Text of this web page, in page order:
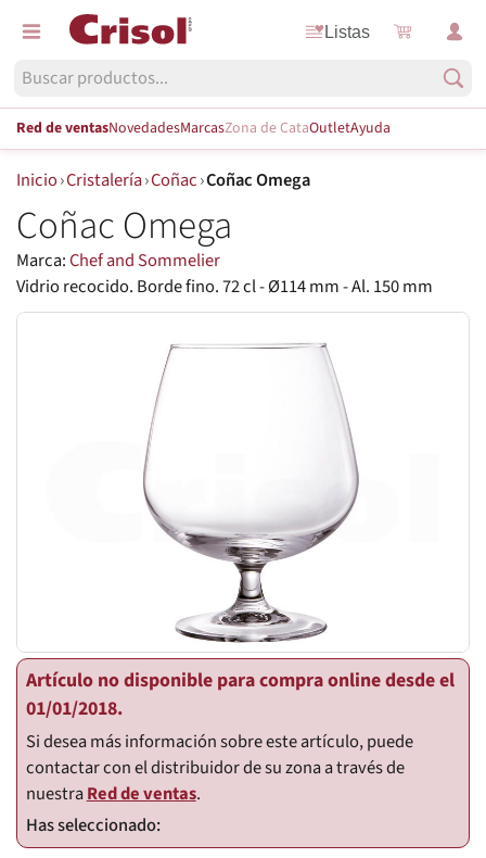
Listas
Red de ventasNovedadesMarcasZona de CataOutletAyuda
Inicio›Cristalería›Coñac›Coñac Omega
Coñac Omega
Marca:Chef and Sommelier
Vidrio recocido. Borde fino. 72 cl - Ø114 mm - Al. 150 mm
Artículo no disponible para compra online desde el
01/01/2018.
Si desea más información sobre este artículo, puede
contactar con el distribuidor de su zona a través de
nuestraRed de ventas.